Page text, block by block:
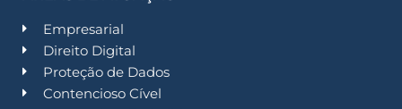
Empresarial
Direito Digital
Proteção de Dados
Contencioso Cível